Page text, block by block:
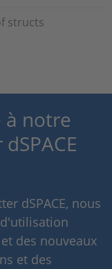
structs
à notre
dSPACE, nous
des nouveaux
et des